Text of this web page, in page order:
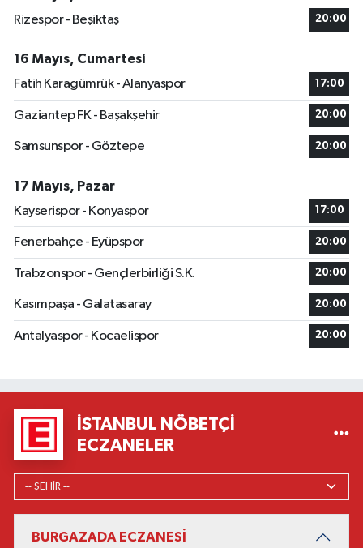
Rizespor - Beşiktaş
20:00
16 Mayıs, Cumartesi
Fatih Karagümrük - Alanyaspor
17:00
Gaziantep FK - Başakşehir 20:00
Samsunspor - Göztepe 20:00
17 Mayıs, Pazar
Kayserispor - Konyaspor
17:00
Fenerbahçe - Eyüpspor 20:00
Trabzonspor - Gençlerbirliği S.K. 20:00
Kasımpaşa - Galatasaray 20:00
Antalyaspor - Kocaelispor 20:00
İSTANBUL NÖBETÇI
ECZANELER
BURGAZADA ECZANESİ